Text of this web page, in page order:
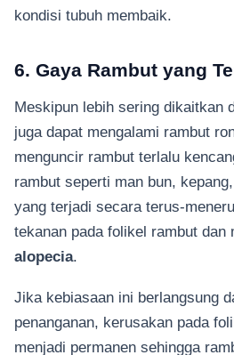
kondisi tubuh membaik.
6. Gaya Rambut yang
Meskipun lebih sering dikaitkan
juga dapat mengalami rambut
menguncir rambut terlalu
rambut seperti man bun,
yang terjadi secara terus-
tekanan pada folikel rambut dan
alopecia.
Jika kebiasaan ini berlangsung
penanganan, kerusakan pada
menjadi permanen sehingga